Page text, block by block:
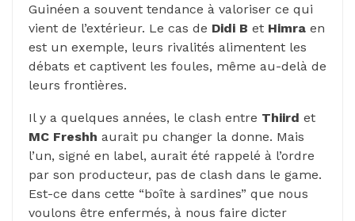
Guinéen a souvent tendance à valoriser ce qui
vient de l’extérieur. Le cas de Didi B et Himra en
est un exemple, leurs rivalités alimentent les
débats et captivent les foules, même au-delà de
leurs frontières.
Il y a quelques années, le clash entre Thiird et
MC Freshh aurait pu changer la donne. Mais
l’un, signé en label, aurait été rappelé à l’ordre
par son producteur, pas de clash dans le game.
Est-ce dans cette “boîte à sardines” que nous
voulons être enfermés, à nous faire dicter